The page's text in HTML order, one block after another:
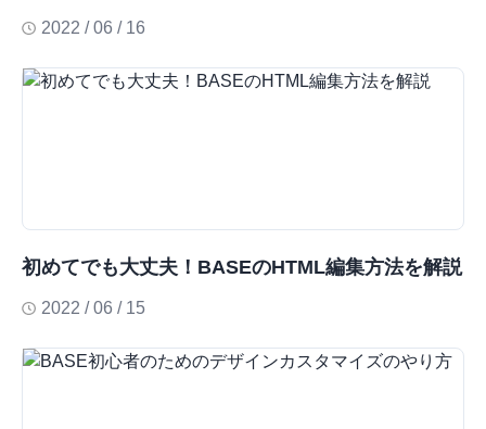
2022 / 06 / 16
初めてでも大丈夫！BASEのHTML編集方法を解説
2022 / 06 / 15